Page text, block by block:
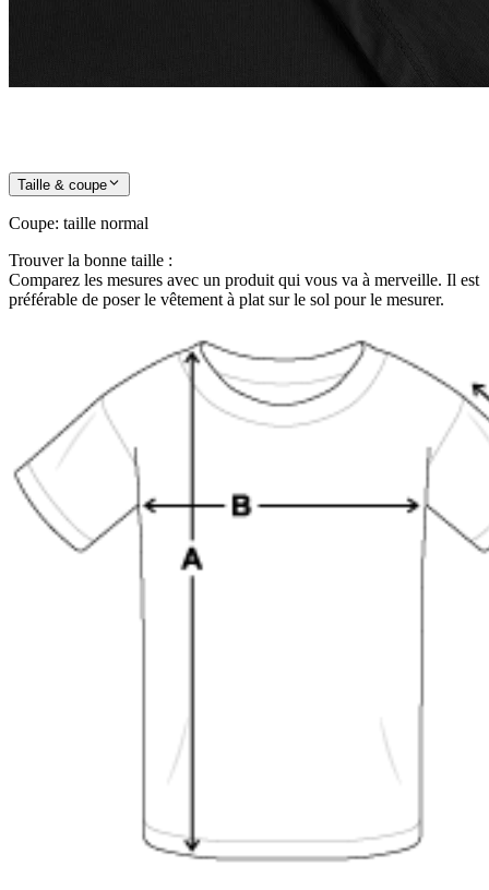
Taille & coupe
Coupe: taille normal
Trouver la bonne taille :
Comparez les mesures avec un produit qui vous va à merveille. Il est
préférable de poser le vêtement à plat sur le sol pour le mesurer.